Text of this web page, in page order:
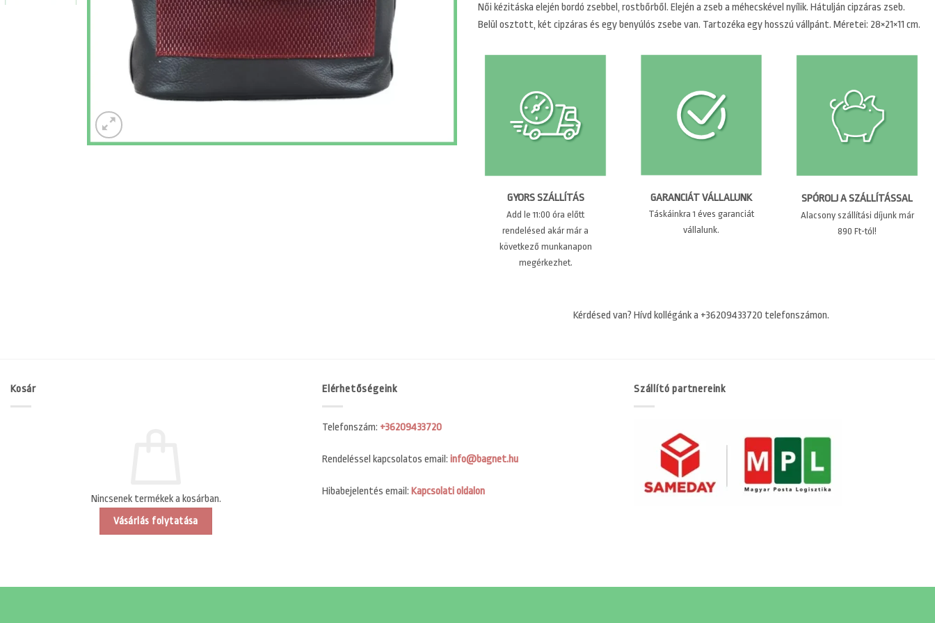
Női kézitáska elején bordó zsebbel, rostbőrből. Elején a zseb a méhecskével nyílik. Hátulján cipzáras zseb.
Belül osztott, két cipzáras és egy benyúlós zsebe van. Tartozéka egy hosszú vállpánt. Méretei: 28×21×11 cm.
GYORS SZÁLLÍTÁS
Add le 11:00 óra előtt
rendelésed akár már a
következő munkanapon
megérkezhet.
GARANCIÁT VÁLLALUNK
Táskáinkra 1 éves garanciát
vállalunk.
SPÓROLJ A SZÁLLÍTÁSSAL
Alacsony szállítási díjunk már
890 Ft-tól!
Kérdésed van? Hívd kollégánk a +36209433720 telefonszámon.
Kosár
Nincsenek termékek a kosárban.
Vásárlás folytatása
Elérhetőségeink
Telefonszám: +36209433720
Rendeléssel kapcsolatos email: info@bagnet.hu
Hibabejelentés email: Kapcsolati oldalon
Szállító partnereink